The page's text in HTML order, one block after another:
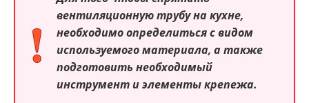
вентиляционную трубу на кухне,
необходимо определиться с видом
используемого материала, а также
подготовить необходимый
инструмент и элементы крепежа.